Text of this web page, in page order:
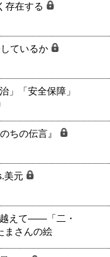
存在する
ているか
」「安全保障」
ちの伝言』
美元
越えて――「二・
まさんの絵